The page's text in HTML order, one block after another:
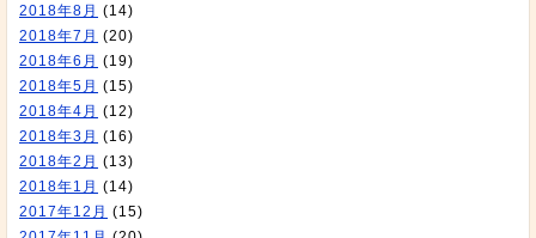
2018年8月 (14)
2018年7月 (20)
2018年6月 (19)
2018年5月 (15)
2018年4月 (12)
2018年3月 (16)
2018年2月 (13)
2018年1月 (14)
2017年12月 (15)